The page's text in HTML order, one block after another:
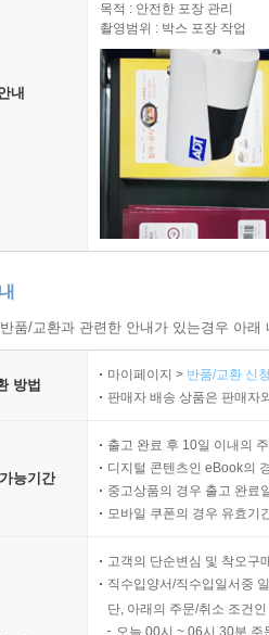
만으로 가치가 부여되기 때문입
것이 자연입니다. 차별도 순차도 없
숨겨진 스님의 깊고 심오한 뜻을
석가탄신일을 맞아, 우리의 마음 한
를 다시금 되새겨보는 건 어떨까?
내
목적 : 안전한 포장 관리
촬영범위 : 박스 포장 작업
품/교환과 관련한 안내가 있는경우 아
방법
마이페이지 > 반품/교환 신
판매자 배송 상품은 판매자
능기간
출고 완료 후 10일 이내의
디지털 콘텐츠인 eBook의
중고상품의 경우 출고 완료
모바일 쿠폰의 경우 유효기
고객의 단순변심 및 착오구
직수입양서/직수입일서중
단, 아래의 주문/취소 조건